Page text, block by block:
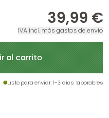
39,99 €
IVA incl. más gastos de envío
al carrito
Listo para enviar: 1-3 días laborables